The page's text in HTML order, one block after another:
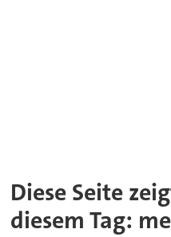
Diese Seite
diesem Tag: